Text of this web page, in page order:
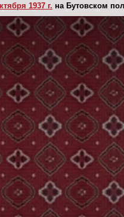
1937 г. на Бутовском